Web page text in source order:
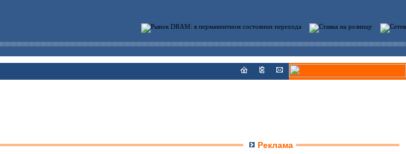
Реклама